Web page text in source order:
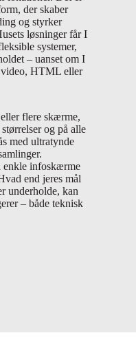
der skaber
og styrker
løsninger får I
systemer,
– uanset om I
video, HTML eller
flere skærme,
og på alle
med ultratynde
enkle infoskærme
end jeres mål
underholde, kan
– både teknisk